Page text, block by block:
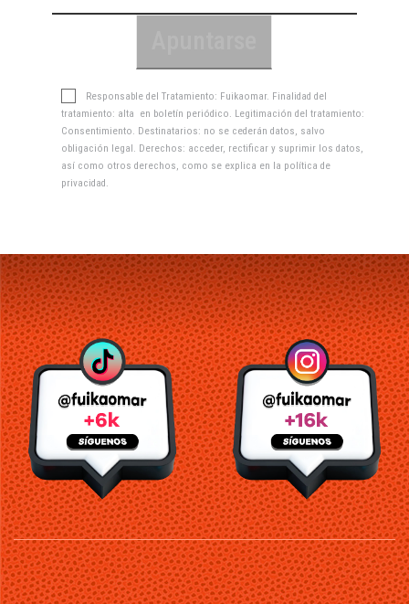
Responsable del Tratamiento: Fuikaomar. Finalidad del
tratamiento: alta en boletín periódico. Legitimación del tratamiento:
Consentimiento. Destinatarios: no se cederán datos, salvo
obligación legal. Derechos: acceder, rectificar y suprimir los datos,
así como otros derechos, como se explica en la política de
privacidad.